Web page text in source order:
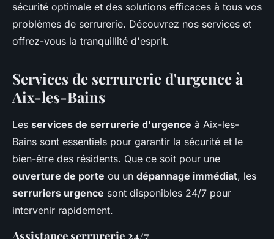
sécurité optimale et des solutions efficaces à tous vos
problèmes de serrurerie. Découvrez nos services et
offrez-vous la tranquillité d'esprit.
Services de serrurerie d'urgence à
Aix-les-Bains
Les services de serrurerie d'urgence à Aix-les-
Bains sont essentiels pour garantir la sécurité et le
bien-être des résidents. Que ce soit pour une
ouverture de porte ou un dépannage immédiat, les
serruriers urgence sont disponibles 24/7 pour
intervenir rapidement.
Assistance serrurerie 24/7